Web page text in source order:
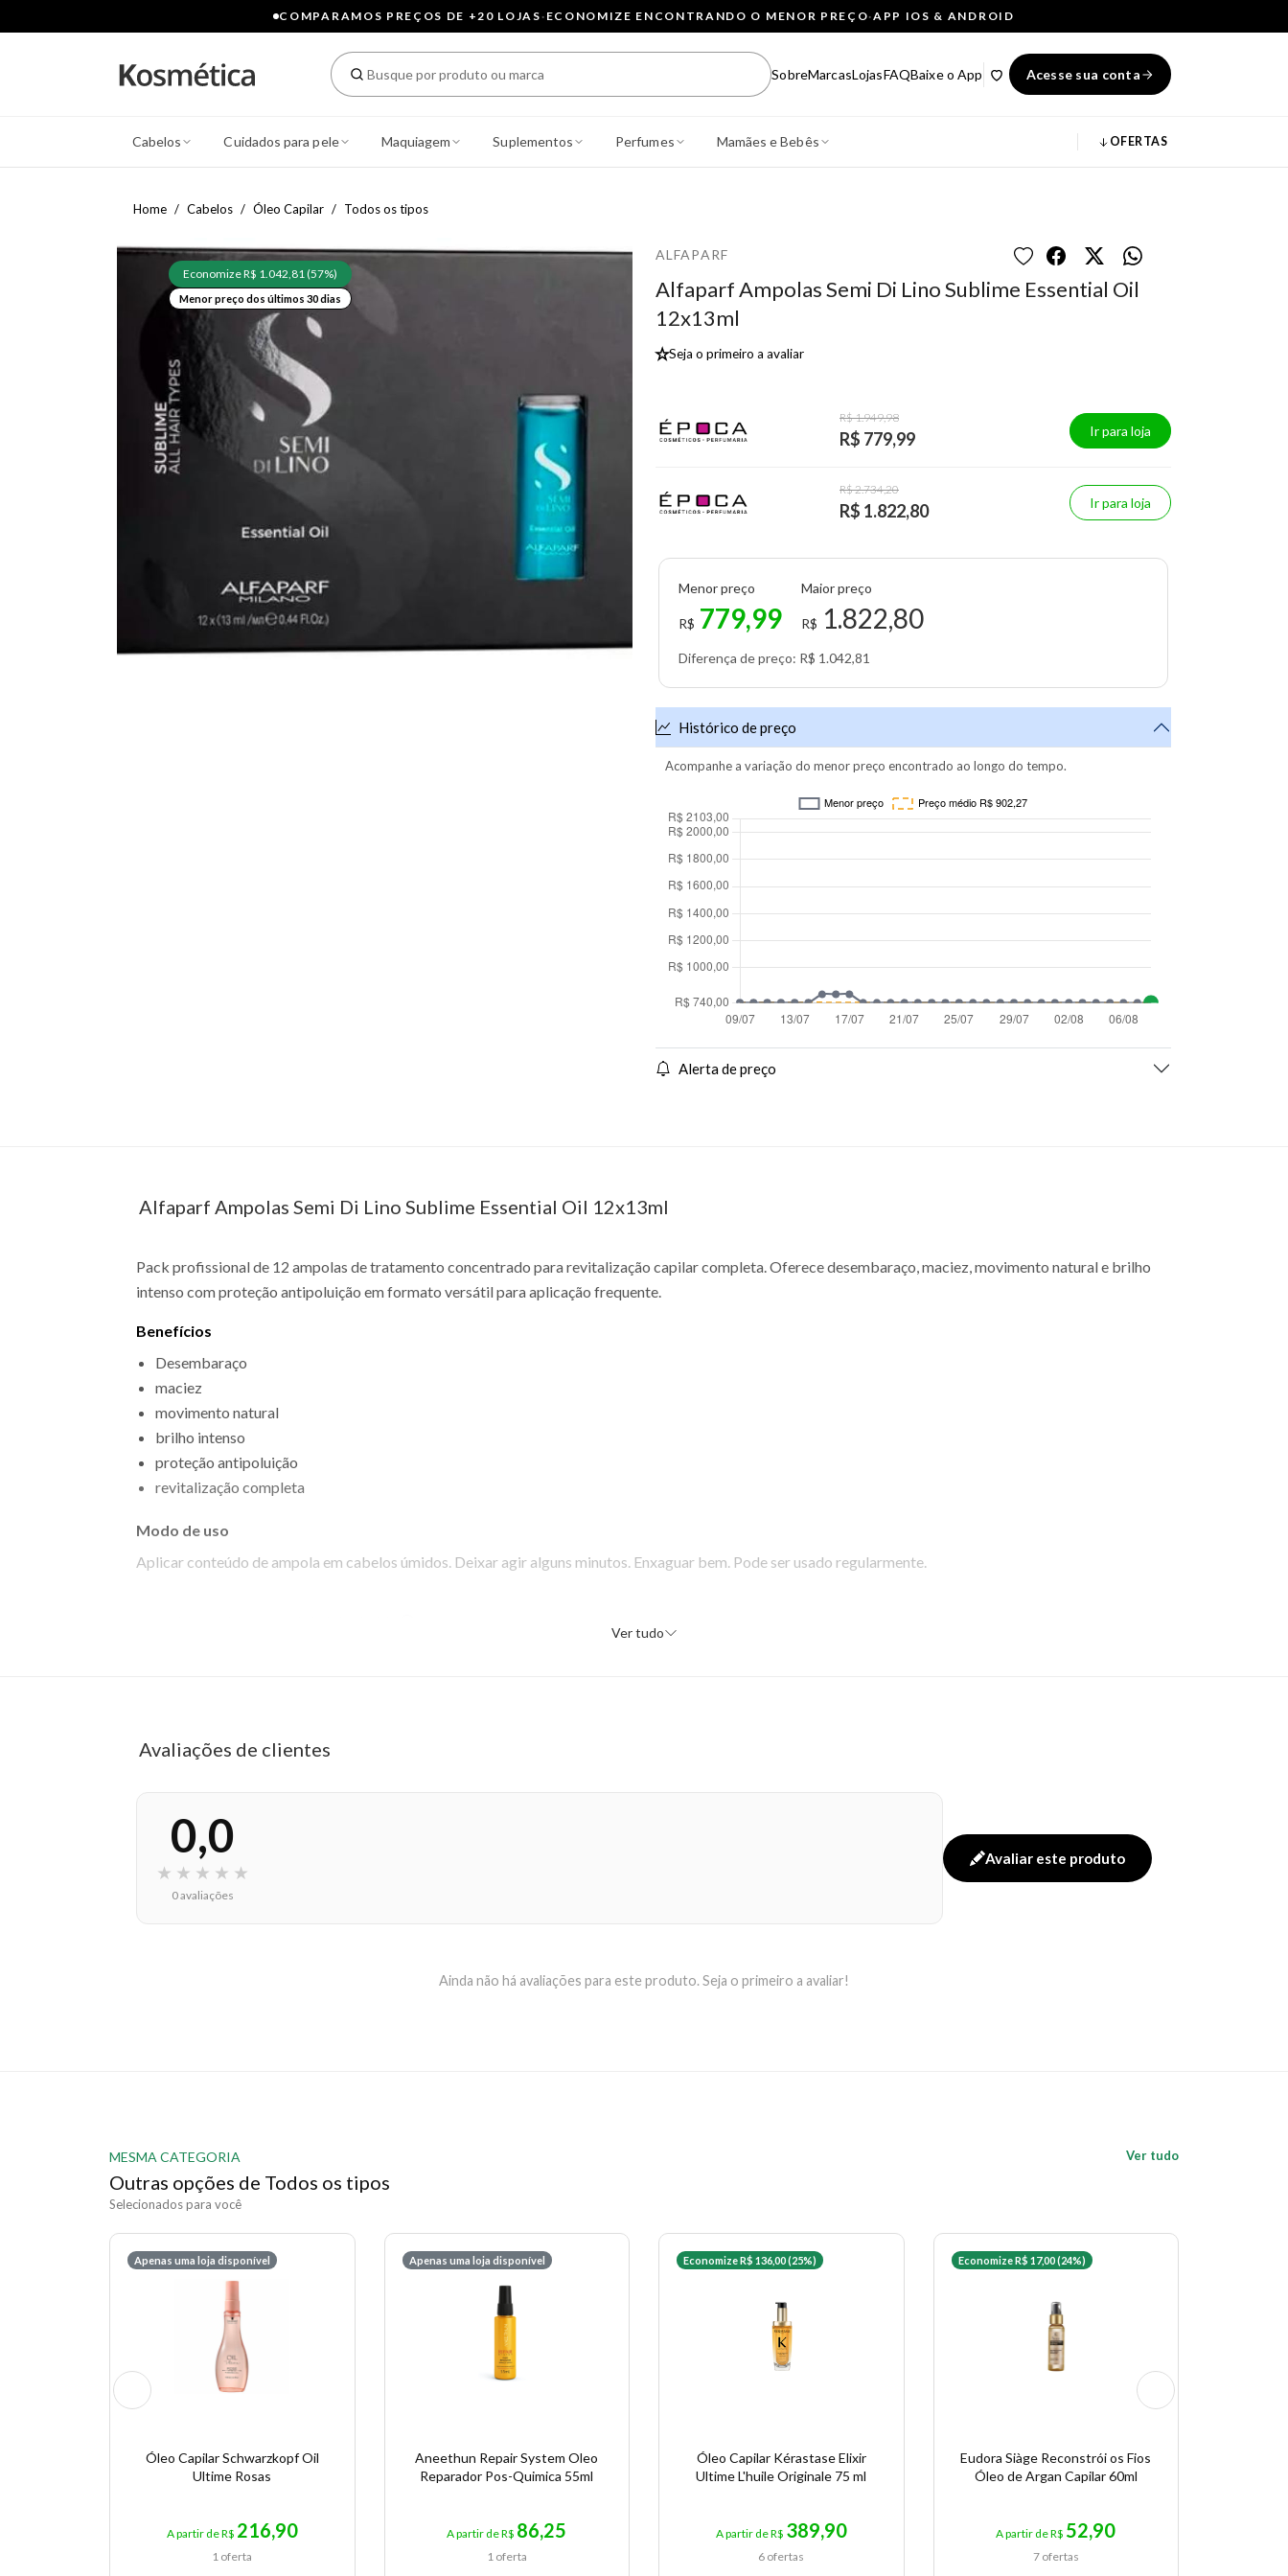
COMPARAMOS PREÇOS DE +20 LOJAS· ECONOMIZE ENCONTRANDO O MENOR PREÇO·APP IOS & ANDROID
SobreMarcasLojasFAQBaixe o App Acesse sua conta
Cabelos Cuidados para pele Maquiagem Suplementos Perfumes Mamães e Bebês OFERTAS
Home Cabelos Óleo Capilar Todos os tipos
Economize R$ 1.042,81 (57%)
Menor preço dos últimos 30 dias
ALFAPARF
Alfaparf Ampolas Semi Di Lino Sublime Essential Oil
12x13ml
★Seja o primeiro a avaliar
R$ 1.949,98
R$ 779,99 Ir para loja
R$ 2.734,20
R$ 1.822,80 Ir para loja
Menor preço
R$ 779,99
Maior preço
R$ 1.822,80
Diferença de preço: R$ 1.042,81
Histórico de preço
Acompanhe a variação do menor preço encontrado ao longo do tempo.
Alerta de preço
Alfaparf Ampolas Semi Di Lino Sublime Essential Oil 12x13ml
Pack profissional de 12 ampolas de tratamento concentrado para revitalização capilar completa. Oferece desembaraço, maciez, movimento natural e brilho
intenso com proteção antipoluição em formato versátil para aplicação frequente.
Benefícios
Desembaraço
maciez
movimento natural
brilho intenso
proteção antipoluição
revitalização completa
Modo de uso
Aplicar conteúdo de ampola em cabelos úmidos. Deixar agir alguns minutos. Enxaguar bem. Pode ser usado regularmente.
Ver tudo
Avaliações de clientes
0,0
★ ★ ★ ★ ★
0 avaliações
Avaliar este produto
Ainda não há avaliações para este produto. Seja o primeiro a avaliar!
MESMA CATEGORIA
Outras opções de Todos os tipos
Selecionados para você
Ver tudo
Apenas uma loja disponível
Óleo Capilar Schwarzkopf Oil
Ultime Rosas
A partir de R$ 216,90
1 oferta
Apenas uma loja disponível
Aneethun Repair System Oleo
Reparador Pos-Quimica 55ml
A partir de R$ 86,25
1 oferta
Economize R$ 136,00 (25%)
Óleo Capilar Kérastase Elixir
Ultime L'huile Originale 75 ml
A partir de R$ 389,90
6 ofertas
Economize R$ 17,00 (24%)
Eudora Siàge Reconstrói os Fios
Óleo de Argan Capilar 60ml
A partir de R$ 52,90
7 ofertas